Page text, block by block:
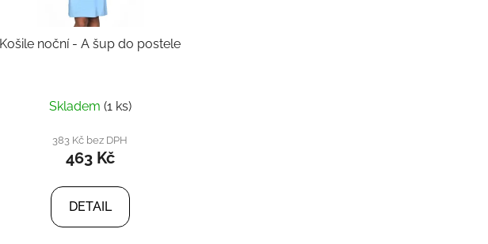
Košile noční - A šup do postele
Skladem (1 ks)
383 Kč bez DPH
463 Kč
DETAIL